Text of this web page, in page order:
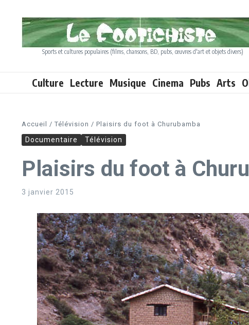
Sports et cultures populaires (films, chansons, BD, pubs, œuvres d'art et objets divers)
Culture Lecture Musique Cinema Pubs Arts
Accueil / Télévision / Plaisirs du foot à Churubamba
Documentaire Télévision
Plaisirs du foot à
3 janvier 2015